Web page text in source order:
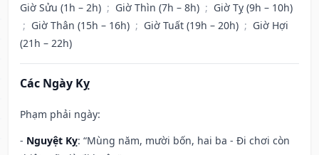
Giờ Sửu (1h – 2h) ; Giờ Thìn (7h – 8h) ; Giờ Tỵ (9h – 10h)
; Giờ Thân (15h – 16h) ; Giờ Tuất (19h – 20h) ; Giờ Hợi
(21h – 22h)
Các Ngày Kỵ
Phạm phải ngày:
- Nguyệt Kỵ: “Mùng năm, mười bốn, hai ba - Đi chơi còn